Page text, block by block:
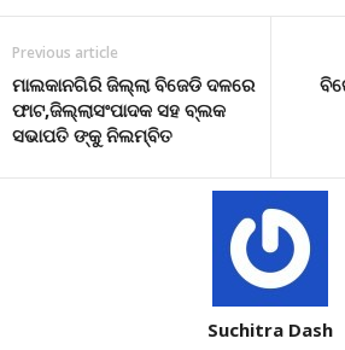
Previous article
ମାଲକାନଗିରି ଜିଲ୍ଲା ବିଜେଡି ଦଳରେ
ଫାଟ,ଜିଲ୍ଲାସଂପାଦକ ସହ ବ୍ଲକ
ସଭାପତି ଙ୍କୁ ନିଲମ୍ବିତ
Suchitra Dash